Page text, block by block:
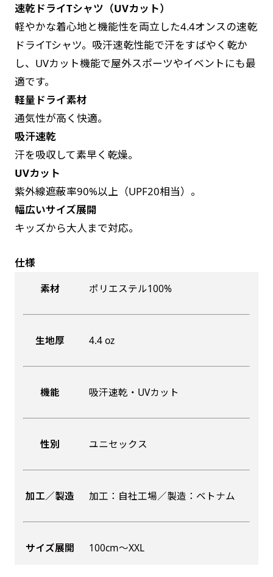
速乾ドライTシャツ（UVカット）
軽やかな着心地と機能性を両立した4.4オンスの速乾
ドライTシャツ。吸汗速乾性能で汗をすばやく乾か
し、UVカット機能で屋外スポーツやイベントにも最
適です。
軽量ドライ素材
通気性が高く快適。
吸汗速乾
汗を吸収して素早く乾燥。
UVカット
紫外線遮蔽率90%以上（UPF20相当）。
幅広いサイズ展開
キッズから大人まで対応。
仕様
素材 ポリエステル100%
生地厚 4.4 oz
機能 吸汗速乾・UVカット
性別 ユニセックス
加工／製造 加工：自社工場／製造：ベトナム
サイズ展開 100cm〜XXL
ます。（レギュラーのれん縦50cm／レギュラー
スリムのれん縦30cm）お店の入口付近の装飾に
是非！
お急ぎ［ +330円 ］
お急ぎは翌営業日発送（基本12時締め切り)枚数
によって対応できない場合、ギリギリでも対応
できる場合もあります。防炎加工、トロピカル
生地は対応不可です。